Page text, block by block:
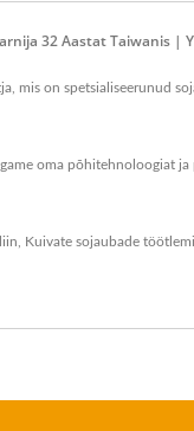
32 Aastat Taiwanis |
mis on spetsialiseerunud
oma põhitehnoloogiat
Kuivate sojaubade